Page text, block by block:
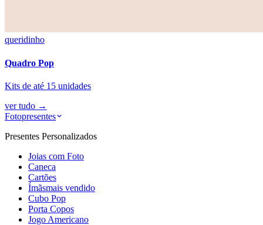
queridinho
Quadro Pop
Kits de até 15 unidades
ver tudo →
Fotopresentes
Presentes Personalizados
Joias com Foto
Caneca
Cartões
Ímãsmais vendido
Cubo Pop
Porta Copos
Jogo Americano